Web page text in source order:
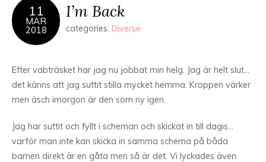
11
MAR
2018
I’m Back
categories: Diverse
Efter vabträsket har jag nu jobbat min helg. Jag är helt slut…
det känns att jag suttit stilla mycket hemma. Kroppen värker
men äsch imorgon är den som ny igen.
Jag har suttit och fyllt i scheman och skickat in till dagis…
varför man inte kan skicka in samma schema på båda
barnen direkt är en gåta men så är det. Vi lyckades även